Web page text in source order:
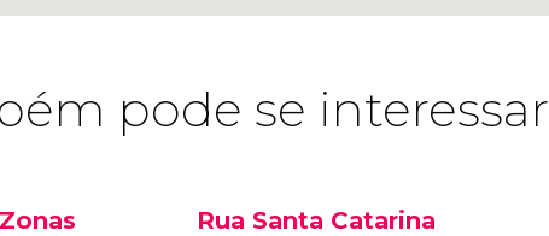
pode se interessar
Rua Santa Catarina